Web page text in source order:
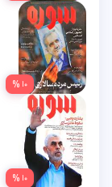
۱۰ %
۱۰ %